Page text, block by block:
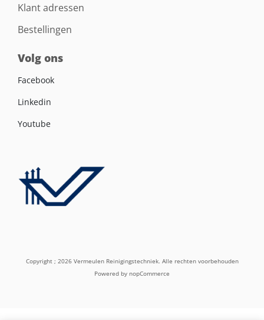
Klant adressen
Bestellingen
Volg ons
Facebook
Linkedin
Youtube
Copyright ; 2026 Vermeulen Reinigingstechniek. Alle rechten voorbehouden
Powered by nopCommerce